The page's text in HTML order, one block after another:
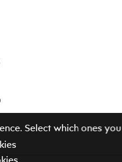
Select which ones